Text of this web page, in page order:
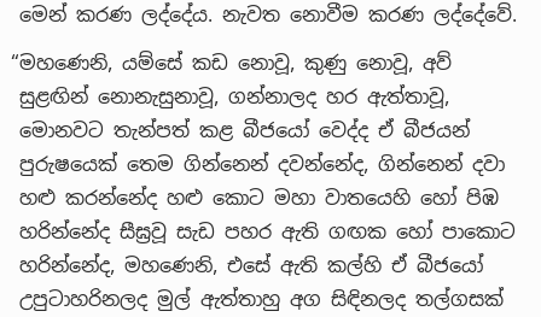
මෙන් කරණ ලද්දේය. නැවත නොවීම කරණ ලද්දේවේ.
“මහණෙනි, යම්සේ කඩ නොවූ, කුණු නොවූ, අව්
සුළඟින් නොනැසුනාවූ, ගන්නාලද හර ඇත්තාවූ,
මොනවට තැන්පත් කළ බීජයෝ වෙද්ද ඒ බීජයන්
පුරුෂයෙක් තෙම ගින්නෙන් දවන්නේද, ගින්නෙන් දවා
හළු කරන්නේද හළු කොට මහා වාතයෙහි හෝ පිඹ
හරින්නේද සීඝ්‍රවූ සැඩ පහර ඇති ගඟක හෝ පාකොට
හරින්නේද, මහණෙනි, එසේ ඇති කල්හි ඒ බීජයෝ
උපුටාහරිනලද මුල් ඇත්තාහු අග සිඳිනලද තල්ගසක්